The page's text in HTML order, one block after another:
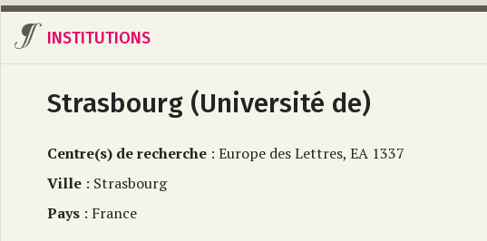
INSTITUTIONS
Strasbourg (Université de)
Centre(s) de recherche : Europe des Lettres, EA 1337
Ville : Strasbourg
Pays : France